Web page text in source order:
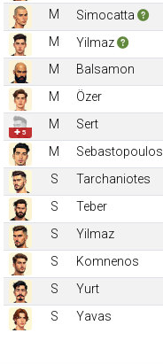
M
Simocatta
M
Yilmaz
M
Balsamon
M
Özer
✚ 5
M Sert
M
Sebastopoulos
S
Tarchaniotes
S
Teber
S
Yilmaz
S
Komnenos
S
Yurt
S
Yavas